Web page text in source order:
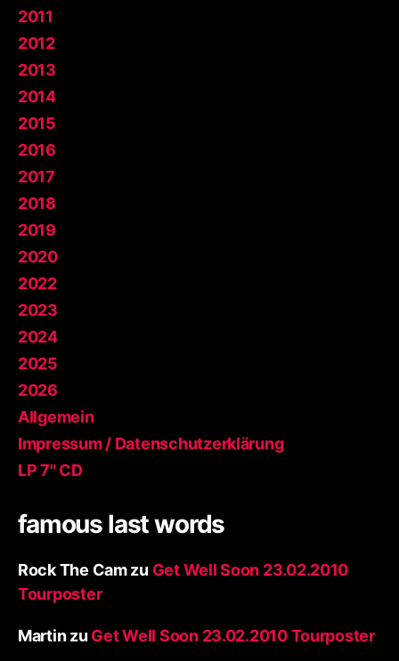
2011
2012
2013
2014
2015
2016
2017
2018
2019
2020
2022
2023
2024
2025
2026
Allgemein
Impressum / Datenschutzerklärung
LP 7" CD
famous last words
Rock The Camzu Get Well Soon 23.02.2010
Tourposter
Martinzu Get Well Soon 23.02.2010 Tourposter